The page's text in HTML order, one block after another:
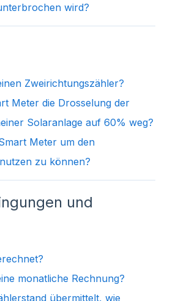
wird?
Zweirichtungszähler?
Meter die Drosselung der
Solaranlage auf 60% weg?
Meter um den
zu können?
und
monatliche Rechnung?
übermittelt, wie